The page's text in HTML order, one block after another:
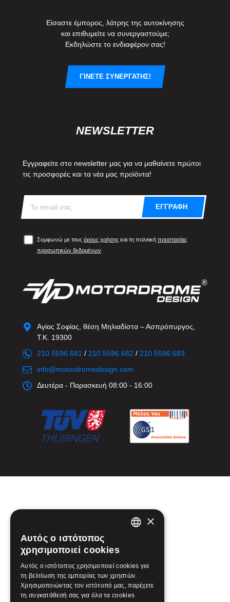
Είσαστε έμπορος, λάτρης της αυτοκίνησης
και επιθυμείτε να συνεργαστούμε;
Εκδηλώστε το ενδιαφέρον σας!
ΓΙΝΕΤΕ ΣΥΝΕΡΓΑΤΗΣ!
NEWSLETTER
Εγγραφείτε στο newsletter μας για να μαθαίνετε πρώτοι
τις προσφορές και τα νέα μας προϊόντα!
ΕΓΓΡΑΦΗ
Συμφωνώ με τους όρους χρήσης και τη πολιτική προστασίας
προσωπικών δεδομένων
Αγίας Σοφίας, θέση Μηλιαδίστα – Ασπρόπυργος,
Τ.Κ. 19300
210.5596.681 / 210.5596.682 / 210.5596.683
info@motordromedesign.com
Δευτέρα - Παρασκευή 08:00 - 16:00
×
Αυτός ο ιστότοπος
χρησιμοποιεί cookies
Αυτός ο ιστότοπος χρησιμοποιεί cookies για
τη βελτίωση της εμπειρίας των χρηστών.
Χρησιμοποιώντας τον ιστότοπό μας, παρέχετε
τη συγκατάθεσή σας για όλα τα cookies